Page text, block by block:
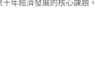
年經濟發展的核心課題